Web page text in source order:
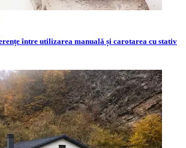
între utilizarea manuală și carotarea cu stativ